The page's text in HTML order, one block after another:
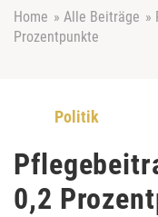
Home » Alle Beiträge »
Prozentpunkte
Politik
0,2